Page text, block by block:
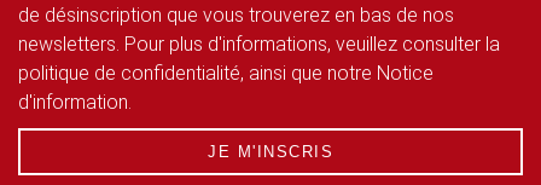
de désinscription que vous trouverez en bas de nos
newsletters. Pour plus d'informations, veuillez consulter la
politique de confidentialité, ainsi que notre Notice
d'information.
JE M'INSCRIS